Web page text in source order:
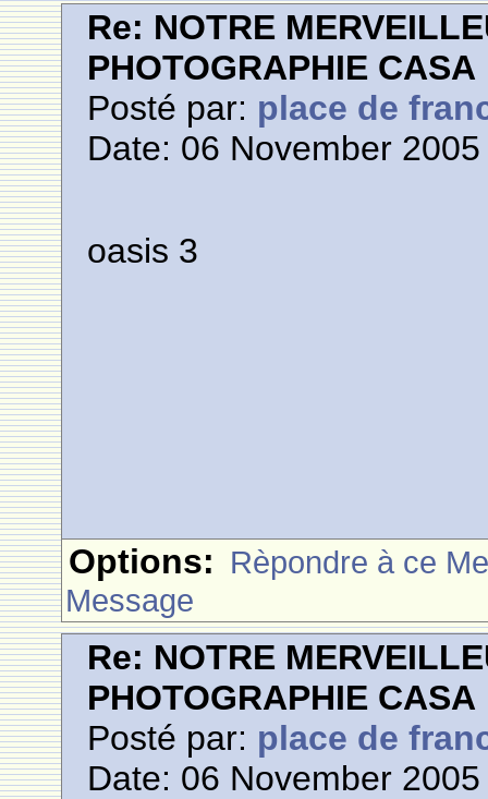
Re: NOTRE
PHOTOGRAPHIE CASA
Posté par: place de
Date: 06 November
oasis 3
Options: Rèpondre à ce
Message
Re: NOTRE
PHOTOGRAPHIE CASA
Posté par: place de
Date: 06 November